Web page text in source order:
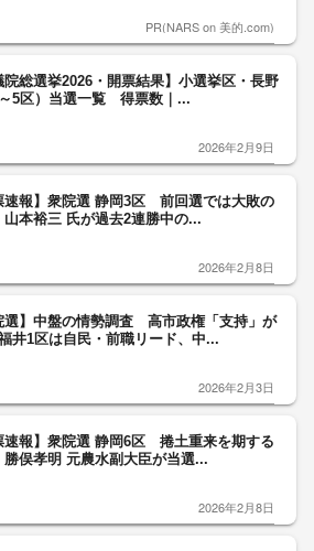
PR(NARS on 美的.com)
院総選挙2026・開票結果】小選挙区・長野
～5区）当選一覧 得票数｜...
2026年2月9日
速報】衆院選 静岡3区 前回選では大敗の
山本裕三 氏が過去2連勝中の...
2026年2月8日
選】中盤の情勢調査 高市政権「支持」が
井1区は自民・前職リード、中...
2026年2月3日
速報】衆院選 静岡6区 捲土重来を期する
勝俣孝明 元農水副大臣が当選...
2026年2月8日